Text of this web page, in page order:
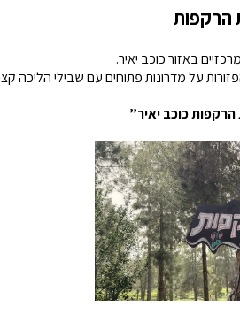
הרקפות
באזור כוכב יאיר.
על מדרונות פתוחים עם שבילי הליכה
כוכב יאיר”